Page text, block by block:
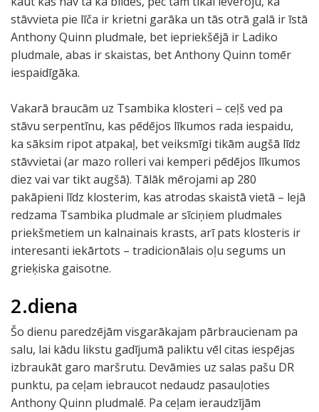
stāvvieta pie līča ir krietni garāka un tās otrā galā ir īstā
Anthony Quinn pludmale, bet iepriekšējā ir Ladiko
pludmale, abas ir skaistas, bet Anthony Quinn tomēr
iespaidīgāka.
Vakarā braucām uz Tsambika klosteri – ceļš ved pa
stāvu serpentīnu, kas pēdējos līkumos rada iespaidu,
ka sāksim ripot atpakaļ, bet veiksmīgi tikām augšā līdz
stāvvietai (ar mazo rolleri vai kemperi pēdējos līkumos
diez vai var tikt augšā). Tālāk mērojami ap 280
pakāpieni līdz klosterim, kas atrodas skaistā vietā – lejā
redzama Tsambika pludmale ar sīciņiem pludmales
priekšmetiem un kalnainais krasts, arī pats klosteris ir
interesanti iekārtots – tradicionālais oļu segums un
grieķiska gaisotne.
2.diena
Šo dienu paredzējām visgarākajam pārbraucienam pa
salu, lai kādu likstu gadījumā paliktu vēl citas iespējas
izbraukāt garo maršrutu. Devāmies uz salas pašu DR
punktu, pa ceļam iebraucot nedaudz pasauļoties
Anthony Quinn pludmalē. Pa ceļam ieraudzījām